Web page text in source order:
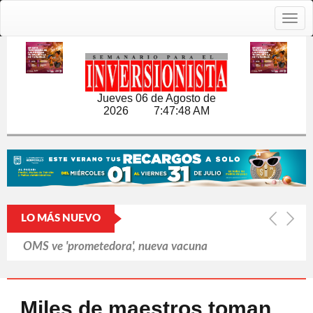
Jueves 06 de Agosto de
2026 7:47:49 AM
LO MÁS NUEVO
OMS ve 'prometedora', nueva vacuna
Cerró Capital One cuentas de